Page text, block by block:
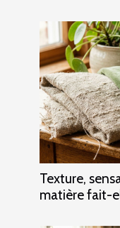
Texture,
matière fait-